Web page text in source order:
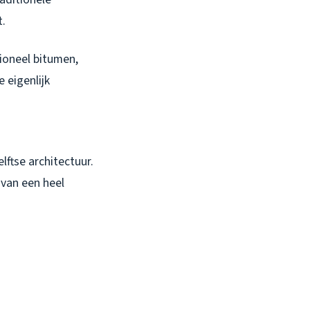
bitumen,
eigenlijk
architectuur.
een heel